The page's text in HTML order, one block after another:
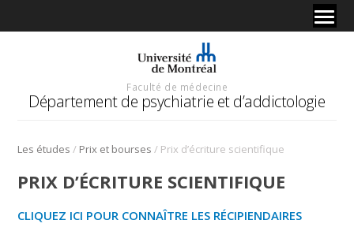
Faculté de médecine
Département de psychiatrie et d’addictologie
Les études / Prix et bourses / Prix d’écriture scientifique
PRIX D’ÉCRITURE SCIENTIFIQUE
CLIQUEZ ICI POUR CONNAÎTRE LES RÉCIPIENDAIRES